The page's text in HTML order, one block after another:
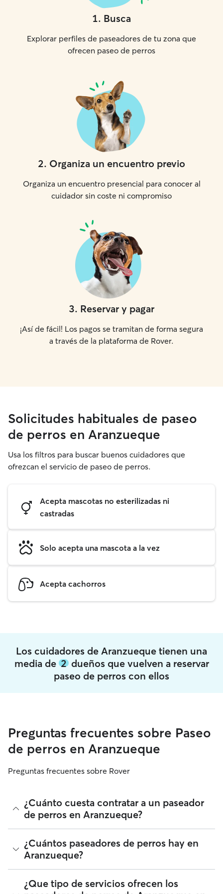
1. Busca
Explorar perfiles de paseadores de tu zona que
ofrecen paseo de perros
2. Organiza un encuentro previo
Organiza un encuentro presencial para conocer al
cuidador sin coste ni compromiso
3. Reservar y pagar
¡Así de fácil! Los pagos se tramitan de forma segura
a través de la plataforma de Rover.
Solicitudes habituales de paseo
de perros en Aranzueque
Usa los filtros para buscar buenos cuidadores que
ofrezcan el servicio de paseo de perros.
Acepta mascotas no esterilizadas ni
castradas
Solo acepta una mascota a la vez
Acepta cachorros
Los cuidadores de Aranzueque tienen una
media de 2dueños que vuelven a reservar
paseo de perros con ellos
Preguntas frecuentes sobre Paseo
de perros en Aranzueque
Preguntas frecuentes sobre Rover
¿Cuánto cuesta contratar a un paseador
de perros en Aranzueque?
Los paseadores de perros de Rover tienen plena libertad
para fijar sus tarifas. El coste medio de un paseador de
perros en Aranzueque en Rover en agosto 2026 fue de
alrededor de 10 por paseo, incluyendo las tarifas de servicio
puede cambiar en función de la personalización de tu
¿Cuántos paseadores de perros hay en
Aranzueque?
A fecha de agosto 2026, hay 3.155 paseadores de perros en
Aranzueque. Puedes filtrar, clasificar, ampliar el radio, leer
¿Que tipo de servicios ofrecen los